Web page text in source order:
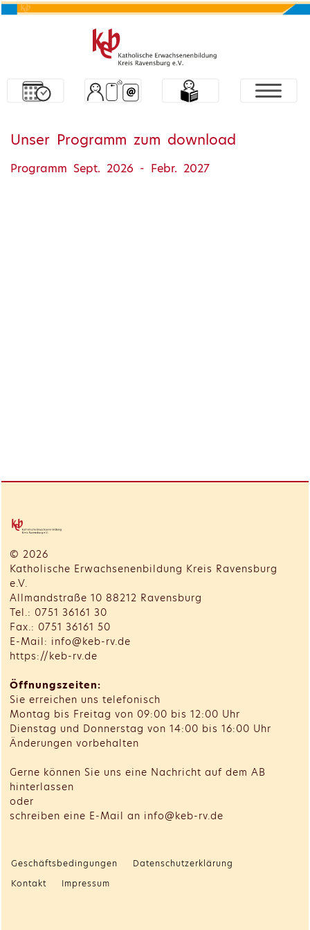
Unser Programm zum download
Programm Sept. 2026 - Febr. 2027
© 2026
Katholische Erwachsenenbildung Kreis Ravensburg
e.V.
Allmandstraße 10 88212 Ravensburg
Tel.: 0751 36161 30
Fax.: 0751 36161 50
E-Mail: info@keb-rv.de
https://keb-rv.de
Öffnungszeiten:
Sie erreichen uns telefonisch
Montag bis Freitag von 09:00 bis 12:00 Uhr
Dienstag und Donnerstag von 14:00 bis 16:00 Uhr
Änderungen vorbehalten
Gerne können Sie uns eine Nachricht auf dem AB
hinterlassen
oder
schreiben eine E-Mail an info@keb-rv.de
Geschäftsbedingungen
Datenschutzerklärung
Kontakt
Impressum